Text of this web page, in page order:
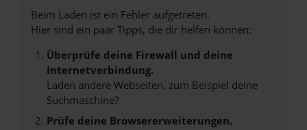
Beim Laden ist ein Fehler aufgetreten.
Hier sind ein paar Tipps, die dir helfen können:
Überprüfe deine Firewall und deine
Internetverbindung.
Laden andere Webseiten, zum Beispiel deine
Suchmaschine?
Prüfe deine Browsererweiterungen.